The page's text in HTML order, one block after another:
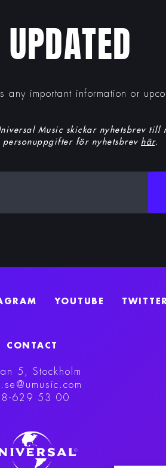
any important information or
Music skickar nyhetsbrev till
för nyhetsbrev här.
YOUTUBE
CONTACT
5, Stockholm
629 53 00